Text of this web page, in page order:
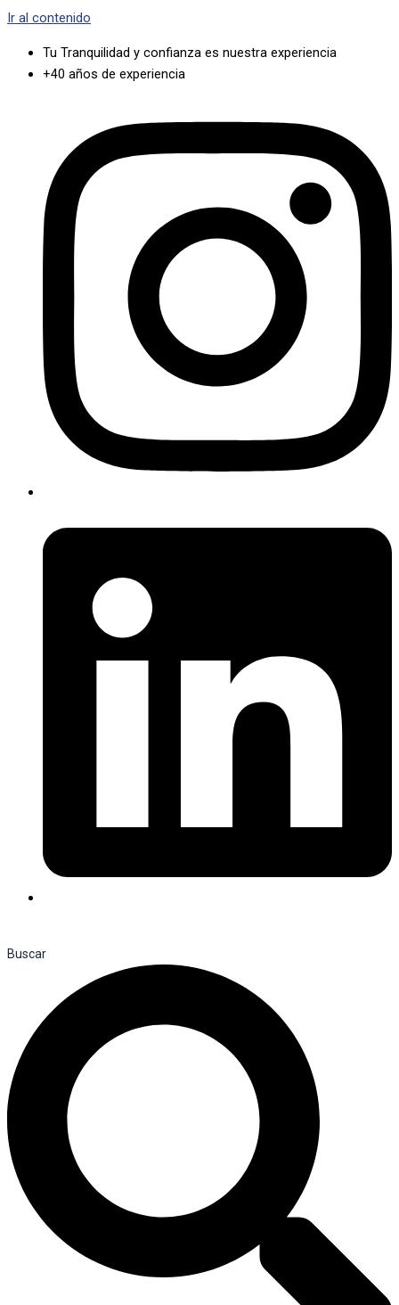
Ir al contenido
Tu Tranquilidad y confianza es nuestra experiencia
+40 años de experiencia
Buscar